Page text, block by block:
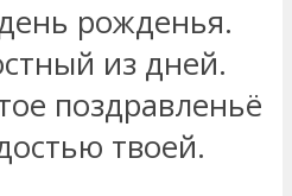
рожденья.
из дней.
поздравленьё
твоей.